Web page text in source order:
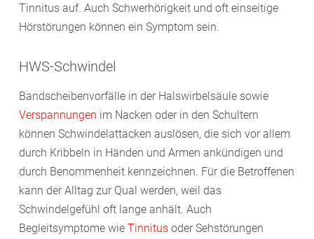
Tinnitus auf. Auch Schwerhörigkeit und oft einseitige
Hörstörungen können ein Symptom sein.
HWS-Schwindel
Bandscheibenvorfälle in der Halswirbelsäule sowie
Verspannungen im Nacken oder in den Schultern
können Schwindelattacken auslösen, die sich vor allem
durch Kribbeln in Händen und Armen ankündigen und
durch Benommenheit kennzeichnen. Für die Betroffenen
kann der Alltag zur Qual werden, weil das
Schwindelgefühl oft lange anhält. Auch
Begleitsymptome wie Tinnitus oder Sehstörungen